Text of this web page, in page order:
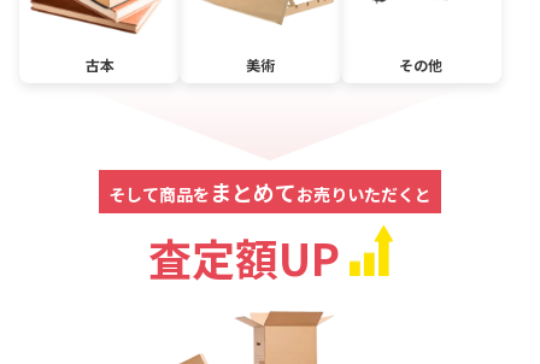
古本 美術 その他
そして商品を まとめてお売りいただくと
査定額UP